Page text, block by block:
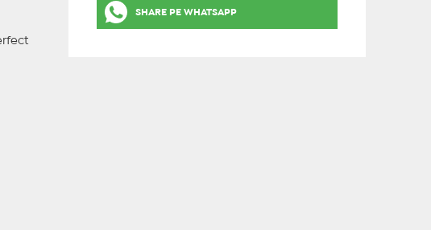
SHARE PE WHATSAPP